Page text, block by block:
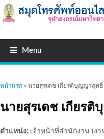
Menu
คุณอยู่ที่นี่
หน้าแรก » นายสุรเดช เกียรติบุญญาฤทธิ์
นายสุรเดช เกียร
ตำแหน่ง: เจ้าหน้าที่สำนักงาน (ง